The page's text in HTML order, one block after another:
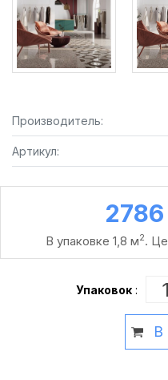
Производитель:
Артикул:
В упаковке 1,8 м2.
Упаковок :
В